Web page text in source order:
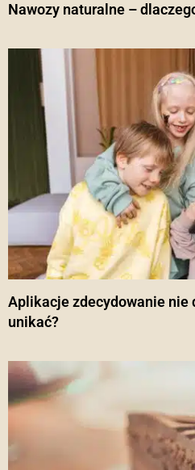
Nawozy naturalne –
Aplikacje zdecydowanie
unikać?